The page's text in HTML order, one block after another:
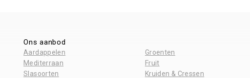
Ons aanbod
Aardappelen
Groenten
Mediterraan
Fruit
Slasoorten
Kruiden & Cressen